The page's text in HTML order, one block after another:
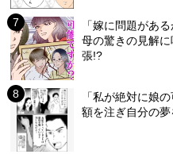
「嫁に問題があ
母の驚きの見解
張!?
「私が絶対に娘
額を注ぎ自分の